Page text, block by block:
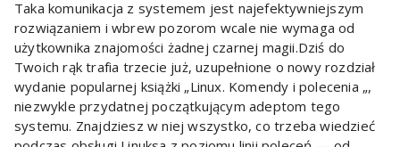
Taka komunikacja z systemem jest najefektywniejszym
rozwiązaniem i wbrew pozorom wcale nie wymaga od
użytkownika znajomości żadnej czarnej magii.Dziś do
Twoich rąk trafia trzecie już, uzupełnione o nowy rozdział
wydanie popularnej książki „Linux. Komendy i polecenia „,
niezwykle przydatnej początkującym adeptom tego
systemu. Znajdziesz w niej wszystko, co trzeba wiedzieć